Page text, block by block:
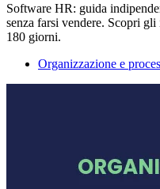
Software HR: guida
senza farsi vendere. Scopri
180 giorni.
Organizzazione e